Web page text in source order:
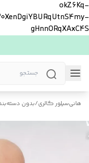
okZ6Kq-
gHnnORqXAxC4S
هانی‌سیلور گالری/بدون